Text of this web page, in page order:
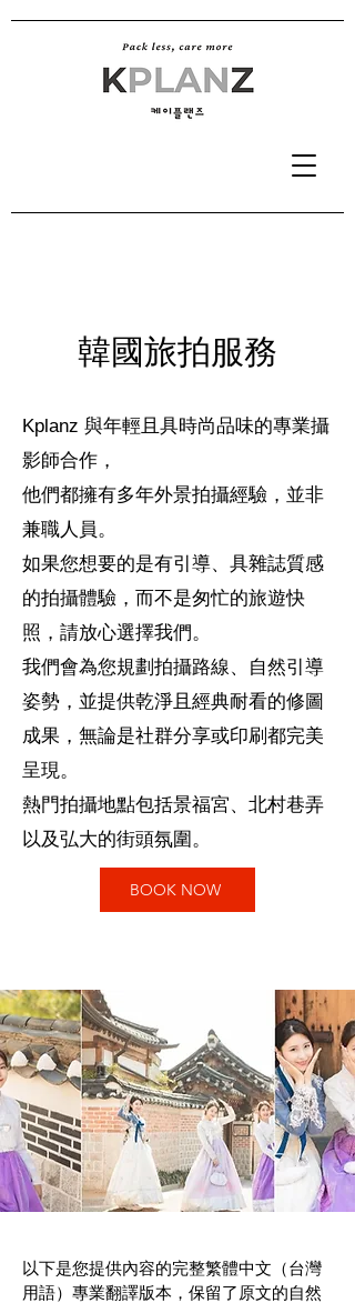
韓國旅拍服務
Kplanz 與年輕且具時尚品味的專業攝
影師合作，
他們都擁有多年外景拍攝經驗，並非
兼職人員。
如果您想要的是有引導、具雜誌質感
的拍攝體驗，而不是匆忙的旅遊快
照，請放心選擇我們。
我們會為您規劃拍攝路線、自然引導
姿勢，並提供乾淨且經典耐看的修圖
成果，無論是社群分享或印刷都完美
呈現。
熱門拍攝地點包括景福宮、北村巷弄
以及弘大的街頭氛圍。
BOOK NOW
以下是您提供內容的完整繁體中文（台灣
用語）專業翻譯版本，保留了原文的自然